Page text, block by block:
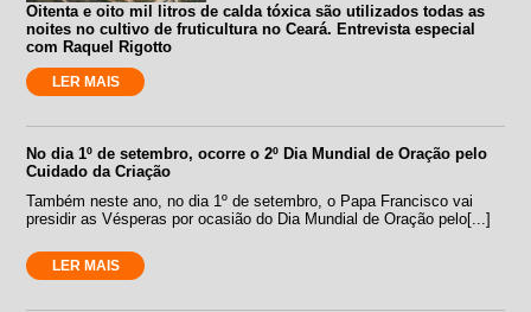
Oitenta e oito mil litros de calda tóxica são utilizados todas as
noites no cultivo de fruticultura no Ceará. Entrevista especial
com Raquel Rigotto
LER MAIS
No dia 1º de setembro, ocorre o 2º Dia Mundial de Oração pelo
Cuidado da Criação
Também neste ano, no dia 1º de setembro, o Papa Francisco vai
presidir as Vésperas por ocasião do Dia Mundial de Oração pelo[...]
LER MAIS